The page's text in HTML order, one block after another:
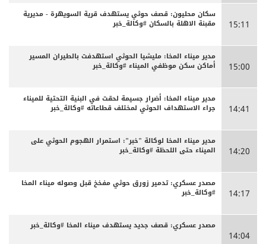
15:11
سكان محليون: قصف حوثي يستهدف قرية السويهرة - مديرية
مقبنة الاهلة بالسكان #وكالة_خبر
15:00
مدير ميناء المخا: مليشيا الحوثي استهدفت بالطيران المسير
أماكن سكن موظفي الميناء #وكالة_خبر
14:41
مدير ميناء المخا: أضرار جسيمة لحقت في البنية التحتية للميناء
جراء الاستهداف الحوثي لمختلف قطاعاته #وكالة_خبر
14:20
مدير ميناء المخا لوكالة "خبر": استمرار الهجوم الحوثي على
الميناء حتى اللحظة #وكالة_خبر
14:17
مصدر عسكري: تدمير زورق حوثي مفخخ قبل وصوله ميناء المخا
#وكالة_خبر
14:04
مصدر عسكري: قصف جديد يستهدف ميناء المخا #وكالة_خبر